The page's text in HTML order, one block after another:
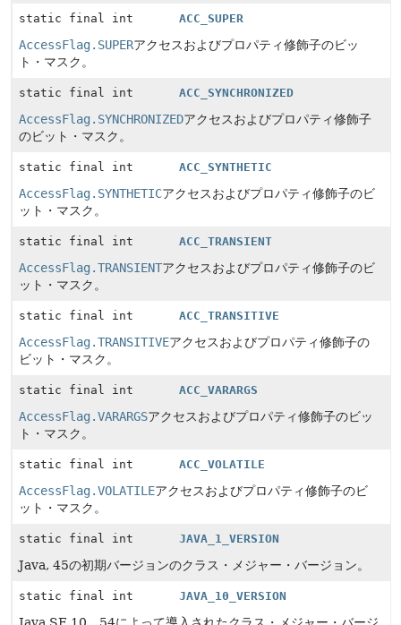
static final int ACC_SUPER
AccessFlag.SUPERアクセスおよびプロパティ修飾子のビッ
ト・マスク。
static final int ACC_SYNCHRONIZED
AccessFlag.SYNCHRONIZEDアクセスおよびプロパティ修飾子
のビット・マスク。
static final int ACC_SYNTHETIC
AccessFlag.SYNTHETICアクセスおよびプロパティ修飾子のビ
ット・マスク。
static final int ACC_TRANSIENT
AccessFlag.TRANSIENTアクセスおよびプロパティ修飾子のビ
ット・マスク。
static final int ACC_TRANSITIVE
AccessFlag.TRANSITIVEアクセスおよびプロパティ修飾子の
ビット・マスク。
static final int ACC_VARARGS
AccessFlag.VARARGSアクセスおよびプロパティ修飾子のビッ
ト・マスク。
static final int ACC_VOLATILE
AccessFlag.VOLATILEアクセスおよびプロパティ修飾子のビ
ット・マスク。
static final int JAVA_1_VERSION
Java, 45の初期バージョンのクラス・メジャー・バージョン。
static final int JAVA_10_VERSION